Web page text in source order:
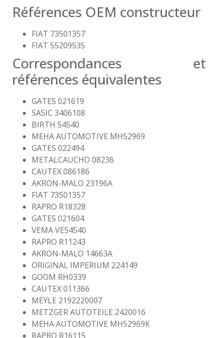
Références OEM constructeur
FIAT 73501357
FIAT 55209535
Correspondances et
références équivalentes
GATES 021619
SASIC 3406108
BIRTH 54540
MEHA AUTOMOTIVE MH52969
GATES 022494
METALCAUCHO 08236
CAUTEX 086186
AKRON-MALO 23196A
FIAT 73501357
RAPRO R18328
GATES 021604
VEMA VE54540
RAPRO R11243
AKRON-MALO 14663A
ORIGINAL IMPERIUM 224149
GOOM RH0339
CAUTEX 011366
MEYLE 2192220007
METZGER AUTOTEILE 2420016
MEHA AUTOMOTIVE MH52969K
RAPRO R16115